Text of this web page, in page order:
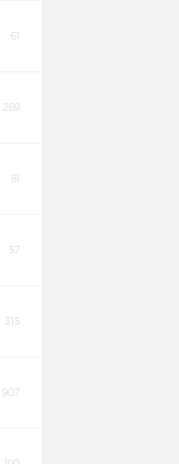
61
269
81
57
315
907